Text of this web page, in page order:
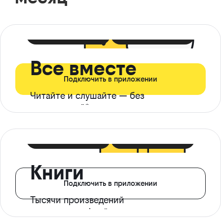
Все вместе
Читайте и слушайте — без
ограничений*
Подключить в приложении
Книги
Тысячи произведений
с доступом офлайн
Подключить в приложении